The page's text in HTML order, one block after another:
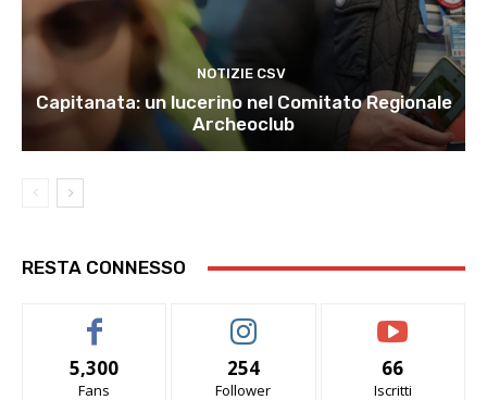
NOTIZIE CSV
Capitanata: un lucerino nel Comitato Regionale
Archeoclub
RESTA CONNESSO
5,300
Fans
254
Follower
66
Iscritti